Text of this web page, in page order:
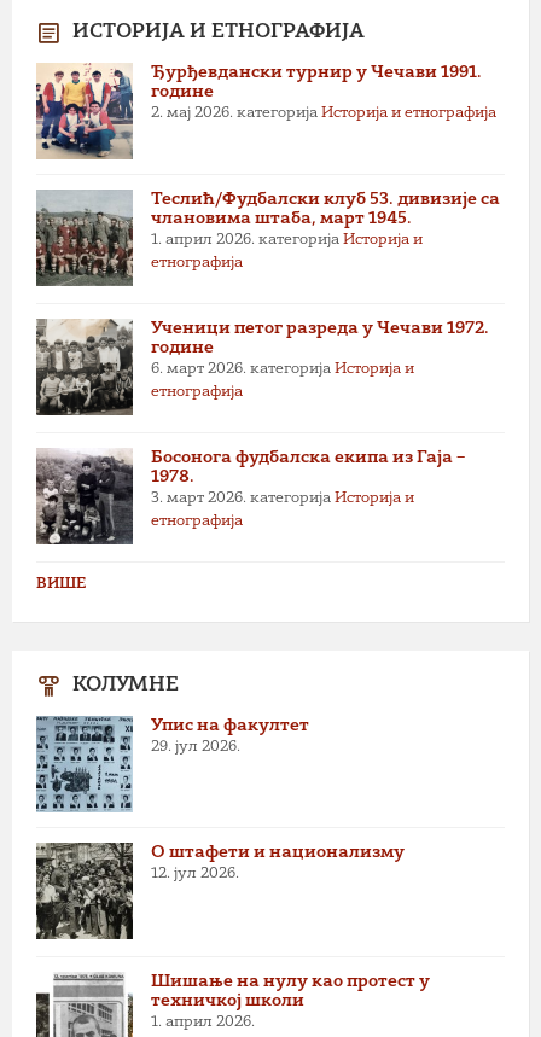
ИСТОРИЈА И ЕТНОГРАФИЈА
Ђурђевдански турнир у Чечави 1991.
године
2. мај 2026. категорија Историја и етнографија
Теслић/Фудбалски клуб 53. дивизије са
члановима штаба, март 1945.
1. април 2026. категорија Историја и
етнографија
Ученици петог разреда у Чечави 1972.
године
6. март 2026. категорија Историја и
етнографија
Босонога фудбалска екипа из Гаја –
1978.
3. март 2026. категорија Историја и
етнографија
ВИШЕ
КОЛУМНЕ
Упис на факултет
29. јул 2026.
О штафети и национализму
12. јул 2026.
Шишање на нулу као протест у
техничкој школи
1. април 2026.